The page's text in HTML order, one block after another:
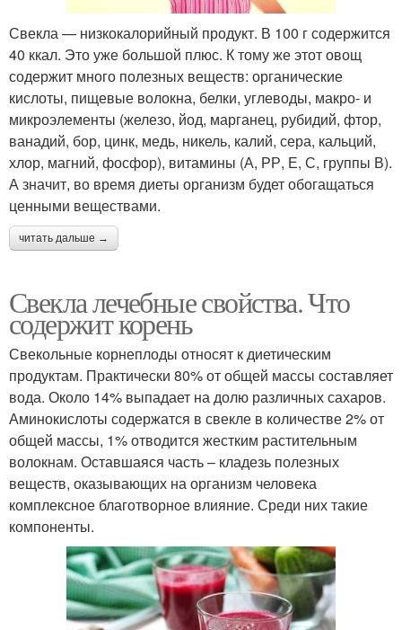
Свекла — низкокалорийный продукт. В 100 г содержится
40 ккал. Это уже большой плюс. К тому же этот овощ
содержит много полезных веществ: органические
кислоты, пищевые волокна, белки, углеводы, макро- и
микроэлементы (железо, йод, марганец, рубидий, фтор,
ванадий, бор, цинк, медь, никель, калий, сера, кальций,
хлор, магний, фосфор), витамины (А, РР, Е, С, группы В).
А значит, во время диеты организм будет обогащаться
ценными веществами.
читать дальше →
Свекла лечебные свойства. Что
содержит корень
Свекольные корнеплоды относят к диетическим
продуктам. Практически 80% от общей массы составляет
вода. Около 14% выпадает на долю различных сахаров.
Аминокислоты содержатся в свекле в количестве 2% от
общей массы, 1% отводится жестким растительным
волокнам. Оставшаяся часть – кладезь полезных
веществ, оказывающих на организм человека
комплексное благотворное влияние. Среди них такие
компоненты.